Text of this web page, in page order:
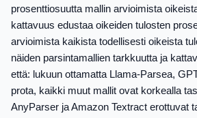
prosenttiosuutta mallin arvioimista
kattavuus edustaa oikeiden tulosten
arvioimista kaikista todellisesti oikeista
näiden parsintamallien tarkkuutta ja
että: lukuun ottamatta Llama-Parsea,
prota, kaikki muut mallit ovat korkealla
AnyParser ja Amazon Textract erottuvat